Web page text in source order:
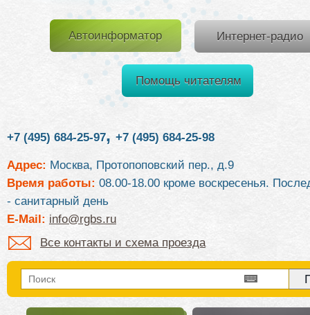
Автоинформатор Интернет-радио
Помощь читателям
+7 (495) 684-25-97, +7 (495) 684-25-98
Адрес: Москва, Протопоповский пер., д.9
Время работы: 08.00-18.00 кроме воскресенья.
- санитарный день
E-Mail: info@rgbs.ru
Все контакты и схема проезда